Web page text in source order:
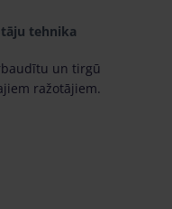
tehnika
un tirgū
ražotājiem.